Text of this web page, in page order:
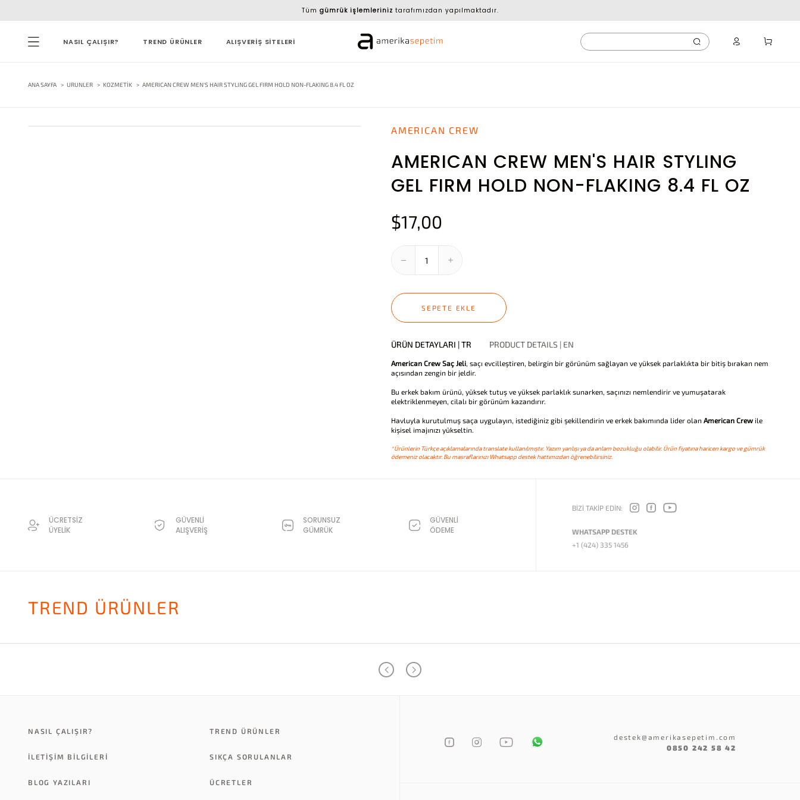
Tüm gümrük işlemleriniz tarafımızdan yapılmaktadır.
NASIL ÇALIŞIR? TREND ÜRÜNLER ALIŞVERİŞ SİTELERİ
ANA SAYFA URUNLER KOZMETIK AMERICAN CREW MEN'S HAIR STYLING GEL FIRM HOLD NON-FLAKING 8.4 FL OZ
AMERICAN CREW
AMERICAN CREW MEN'S HAIR STYLING
GEL FIRM HOLD NON-FLAKING 8.4 FL OZ
$17,00
SEPETE EKLE
ÜRÜN DETAYLARI | TR PRODUCT DETAILS | EN
American Crew Saç Jeli, saçı evcilleştiren, belirgin bir görünüm sağlayan ve yüksek parlaklıkta bir bitiş bırakan nem
açısından zengin bir jeldir.
Bu erkek bakım ürünü, yüksek tutuş ve yüksek parlaklık sunarken, saçınızı nemlendirir ve yumuşatarak
elektriklenmeyen, cilalı bir görünüm kazandırır.
Havluyla kurutulmuş saça uygulayın, istediğiniz gibi şekillendirin ve erkek bakımında lider olan American Crew ile
kişisel imajınızı yükseltin.
*Ürünlerin Türkçe açıklamalarında translate kullanılmıştır. Yazım yanlışı ya da anlam bozukluğu olabilir. Ürün fiyatına haricen kargo ve gümrük
ödemeniz olacaktır. Bu masraflarınızı Whatsapp destek hattımızdan öğrenebilirsiniz.
ÜCRETSİZ
ÜYELİK
GÜVENLİ
ALIŞVERİŞ
SORUNSUZ
GÜMRÜK
GÜVENLİ
ÖDEME
BİZİ TAKİP EDİN:
WHATSAPP DESTEK
+1 (424) 335 1456
TREND ÜRÜNLER
NASIL ÇALIŞIR? TREND ÜRÜNLER
İLETİŞİM BİLGİLERİ SIKÇA SORULANLAR
BLOG YAZILARI ÜCRETLER
destek@amerikasepetim.com
0850 242 58 42